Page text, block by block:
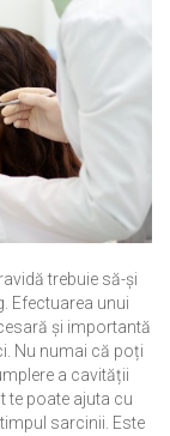
trebuie să-și
Efectuarea unui
și importantă
Nu numai că poți
a cavității
te poate ajuta cu
sarcinii. Este